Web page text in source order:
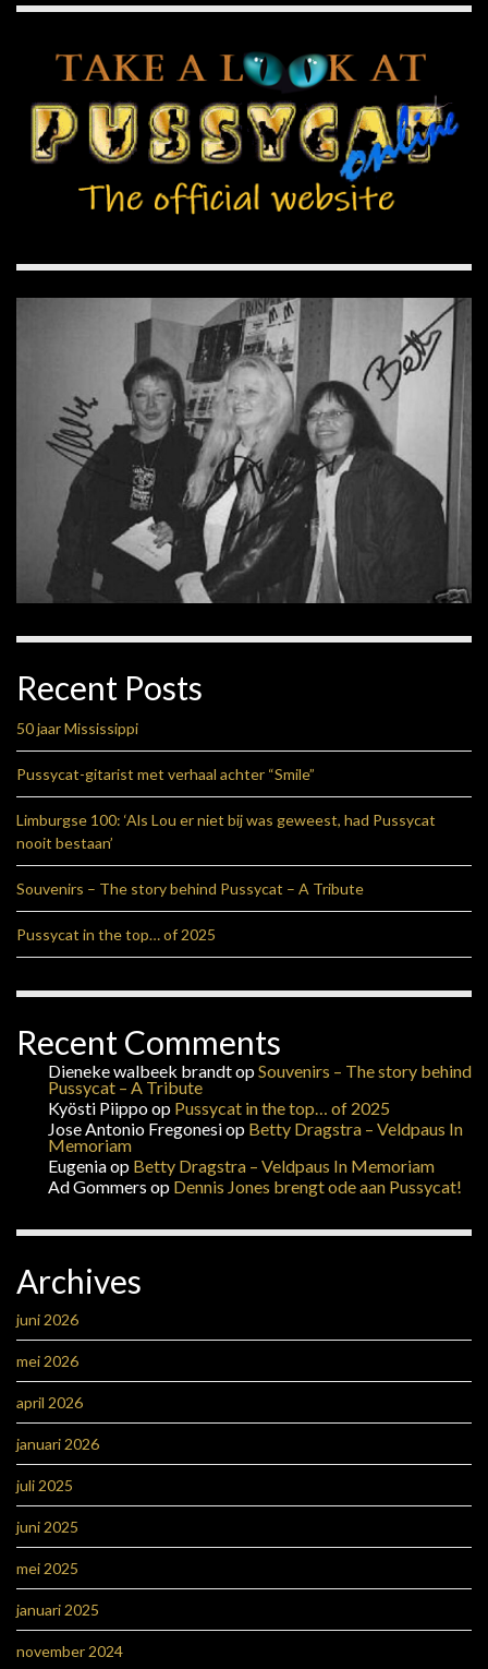
Recent Posts
50 jaar Mississippi
Pussycat-gitarist met verhaal achter “Smile”
Limburgse 100: ‘Als Lou er niet bij was geweest, had Pussycat
nooit bestaan’
Souvenirs – The story behind Pussycat – A Tribute
Pussycat in the top… of 2025
Recent Comments
Dieneke walbeek brandtopSouvenirs – The story behind
Pussycat – A Tribute
Kyösti Piippoop Pussycat in the top… of 2025
Jose Antonio Fregonesiop Betty Dragstra – Veldpaus In
Memoriam
Eugeniaop Betty Dragstra – Veldpaus In Memoriam
Ad Gommers op Dennis Jones brengt ode aan Pussycat!
Archives
juni 2026
mei 2026
april 2026
januari 2026
juli 2025
juni 2025
mei 2025
januari 2025
november 2024